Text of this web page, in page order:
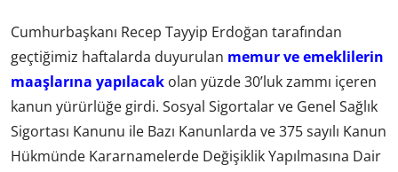
Cumhurbaşkanı Recep Tayyip Erdoğan tarafından
geçtiğimiz haftalarda duyurulan memur ve emeklilerin
maaşlarına yapılacak olan yüzde 30’luk zammı içeren
kanun yürürlüğe girdi. Sosyal Sigortalar ve Genel Sağlık
Sigortası Kanunu ile Bazı Kanunlarda ve 375 sayılı Kanun
Hükmünde Kararnamelerde Değişiklik Yapılmasına Dair